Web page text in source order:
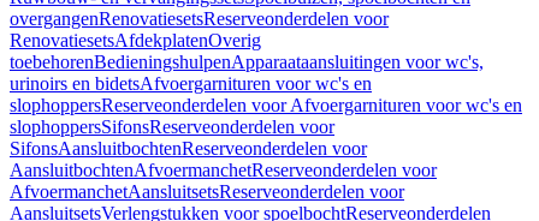
overgangenRenovatiesetsReserveonderdelen voor
RenovatiesetsAfdekplatenOverig
toebehorenBedieningshulpenApparaataansluitingen voor wc's,
urinoirs en bidetsAfvoergarnituren voor wc's en
slophoppersReserveonderdelen voor Afvoergarnituren voor wc's en
slophoppersSifonsReserveonderdelen voor
SifonsAansluitbochtenReserveonderdelen voor
AansluitbochtenAfvoermanchetReserveonderdelen voor
AfvoermanchetAansluitsetsReserveonderdelen voor
AansluitsetsVerlengstukken voor spoelbochtReserveonderdelen